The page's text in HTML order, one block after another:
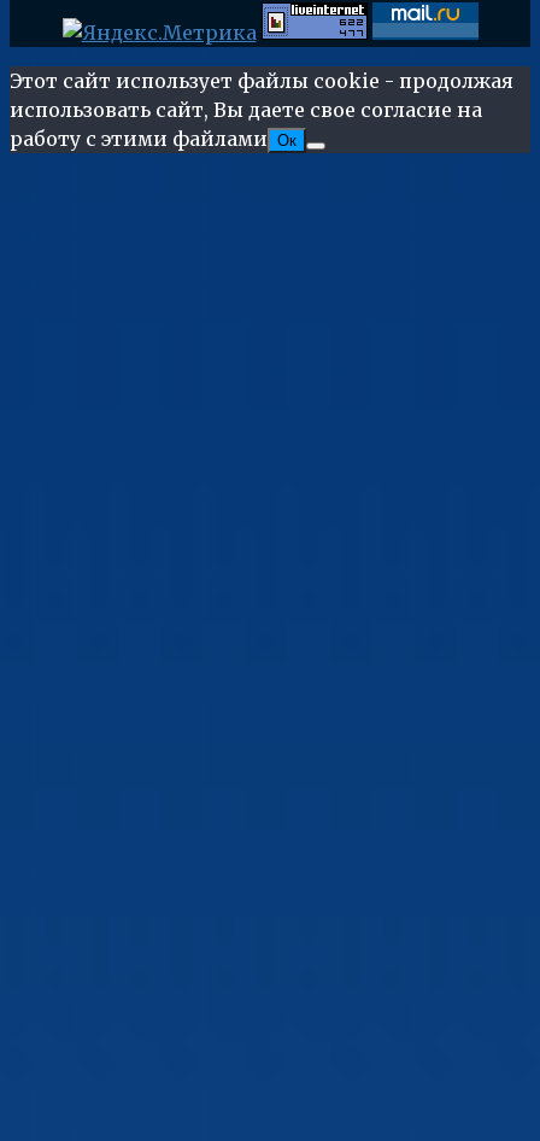
Этот сайт использует файлы cookie - продолжая
использовать сайт, Вы даете свое согласие на
работу с этими файлами Ок